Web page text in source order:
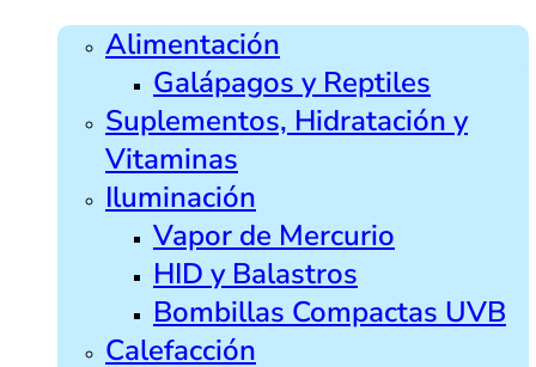
Alimentación
Galápagos y Reptiles
Suplementos, Hidratación y
Vitaminas
Iluminación
Vapor de Mercurio
HID y Balastros
Bombillas Compactas UVB
Calefacción